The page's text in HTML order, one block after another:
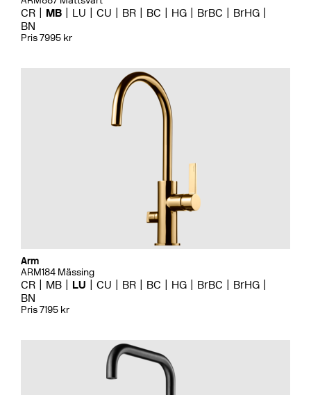
CR MB LU CU BR BC HG BrBC
BrHG
BN
Pris 7995 kr
Arm
ARM184 Mässing
CR MB LU CU BR BC HG BrBC
BrHG
BN
Pris 7195 kr